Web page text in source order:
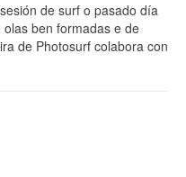
de surf o pasado día
ben formadas e de
de Photosurf colabora con